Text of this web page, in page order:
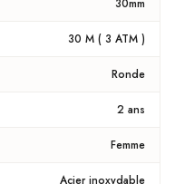
30mm
30 M ( 3 ATM )
Ronde
2 ans
Femme
Acier inoxydable